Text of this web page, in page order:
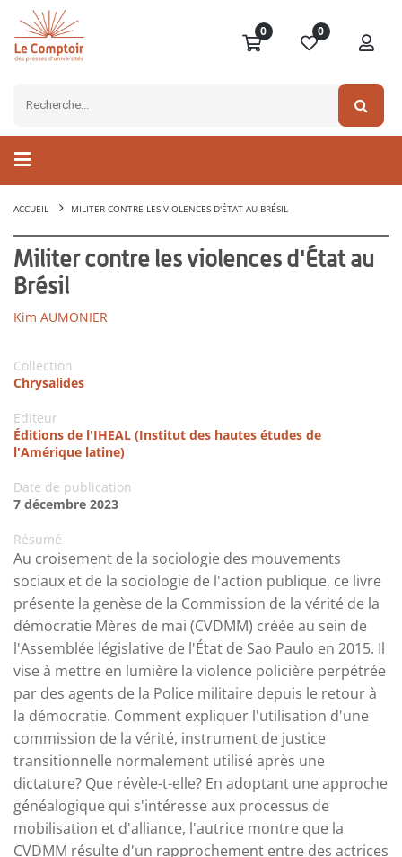
0 0
ACCUEIL MILITER CONTRE LES VIOLENCES D'ÉTAT AU BRÉSIL
Militer contre les violences d'État au
Brésil
Kim AUMONIER
Collection
Chrysalides
Editeur
Éditions de l'IHEAL (Institut des hautes études de
l'Amérique latine)
Date de publication
7 décembre 2023
Résumé
Au croisement de la sociologie des mouvements
sociaux et de la sociologie de l'action publique, ce livre
présente la genèse de la Commission de la vérité de la
démocratie Mères de mai (CVDMM) créée au sein de
l'Assemblée législative de l'État de Sao Paulo en 2015. Il
vise à mettre en lumière la violence policière perpétrée
par des agents de la Police militaire depuis le retour à
la démocratie. Comment expliquer l'utilisation d'une
commission de la vérité, instrument de justice
transitionnelle normalement utilisé après une
dictature? Que révèle-t-elle? En adoptant une approche
généalogique qui s'intéresse aux processus de
mobilisation et d'alliance, l'autrice montre que la
CVDMM résulte d'un rapprochement entre des actrices